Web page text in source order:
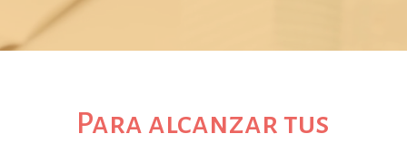
Para alcanzar tus